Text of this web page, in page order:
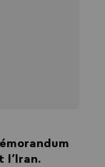
l’Iran.